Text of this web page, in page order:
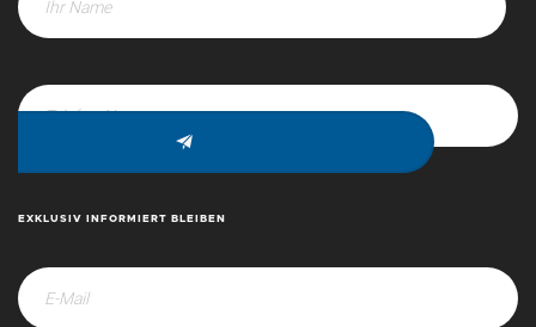
EXKLUSIV INFORMIERT BLEIBEN